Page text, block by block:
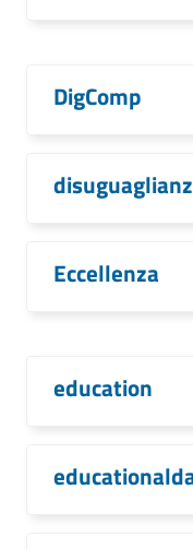
DigComp
Eccellenza
education